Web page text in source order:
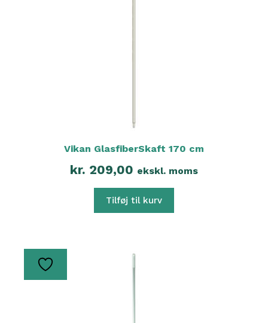
Vikan GlasfiberSkaft 170 cm
kr. 209,00 ekskl. moms
Tilføj til kurv
Dette